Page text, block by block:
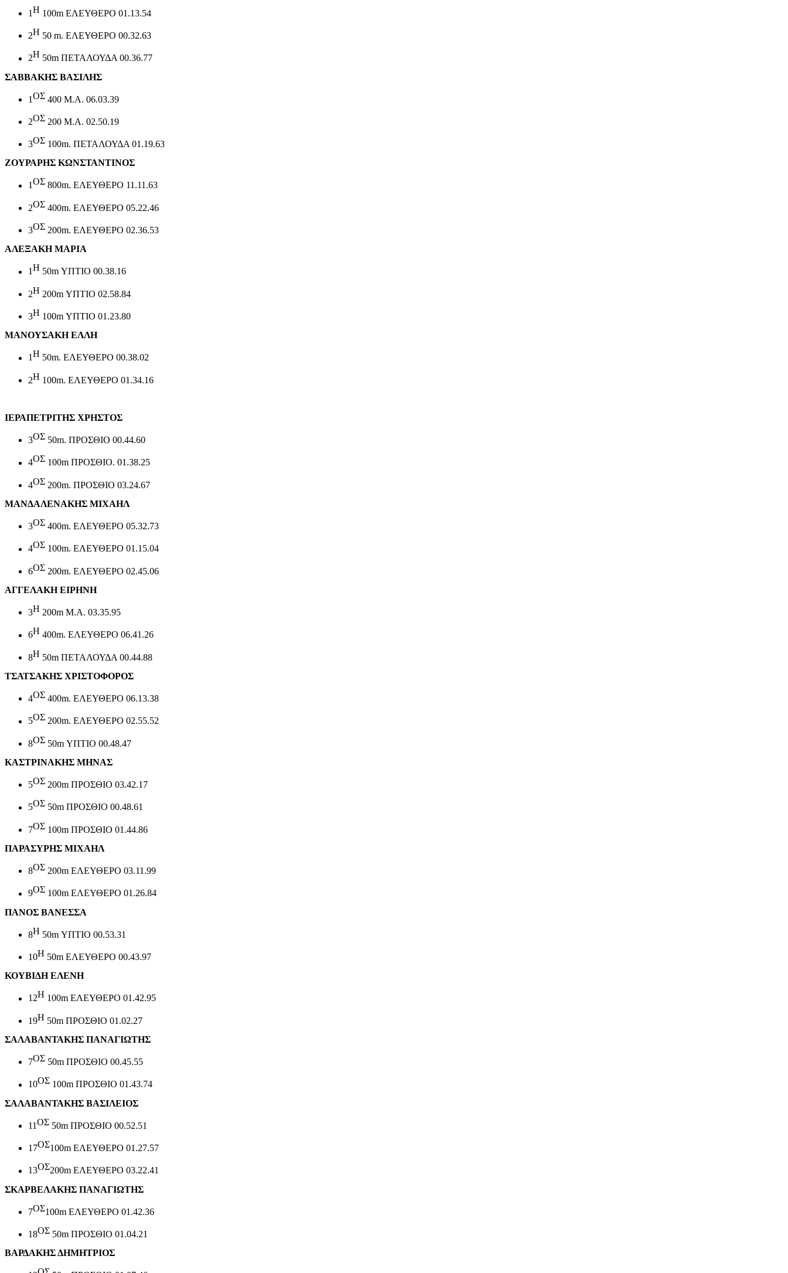
1Η 100m ΕΛΕΥΘΕΡΟ 01.13.54
2Η 50 m. ΕΛΕΥΘΕΡΟ 00.32.63
2Η 50m ΠΕΤΑΛΟΥΔΑ 00.36.77
ΣΑΒΒΑΚΗΣ ΒΑΣΙΛΗΣ
1ΟΣ 400 Μ.Α. 06.03.39
2ΟΣ 200 Μ.Α. 02.50.19
3ΟΣ 100m. ΠΕΤΑΛΟΥΔΑ 01.19.63
ΖΟΥΡΑΡΗΣ ΚΩΝΣΤΑΝΤΙΝΟΣ
1ΟΣ 800m. ΕΛΕΥΘΕΡΟ 11.11.63
2ΟΣ 400m. ΕΛΕΥΘΕΡΟ 05.22.46
3ΟΣ 200m. ΕΛΕΥΘΕΡΟ 02.36.53
ΑΛΕΞΑΚΗ ΜΑΡΙΑ
1Η 50m ΥΠΤΙΟ 00.38.16
2Η 200m ΥΠΤΙΟ 02.58.84
3Η 100m ΥΠΤΙΟ 01.23.80
ΜΑΝΟΥΣΑΚΗ ΕΛΛΗ
1Η 50m. ΕΛΕΥΘΕΡΟ 00.38.02
2Η 100m. ΕΛΕΥΘΕΡΟ 01.34.16
ΙΕΡΑΠΕΤΡΙΤΗΣ ΧΡΗΣΤΟΣ
3ΟΣ 50m. ΠΡΟΣΘΙΟ 00.44.60
4ΟΣ 100m ΠΡΟΣΘΙΟ. 01.38.25
4ΟΣ 200m. ΠΡΟΣΘΙΟ 03.24.67
ΜΑΝΔΑΛΕΝΑΚΗΣ ΜΙΧΑΗΛ
3ΟΣ 400m. ΕΛΕΥΘΕΡΟ 05.32.73
4ΟΣ 100m. ΕΛΕΥΘΕΡΟ 01.15.04
6ΟΣ 200m. ΕΛΕΥΘΕΡΟ 02.45.06
ΑΓΓΕΛΑΚΗ ΕΙΡΗΝΗ
3Η 200m Μ.Α. 03.35.95
6Η 400m. ΕΛΕΥΘΕΡΟ 06.41.26
8Η 50m ΠΕΤΑΛΟΥΔΑ 00.44.88
ΤΣΑΤΣΑΚΗΣ ΧΡΙΣΤΟΦΟΡΟΣ
4ΟΣ 400m. ΕΛΕΥΘΕΡΟ 06.13.38
5ΟΣ 200m. ΕΛΕΥΘΕΡΟ 02.55.52
8ΟΣ 50m ΥΠΤΙΟ 00.48.47
ΚΑΣΤΡΙΝΑΚΗΣ ΜΗΝΑΣ
5ΟΣ 200m ΠΡΟΣΘΙΟ 03.42.17
5ΟΣ 50m ΠΡΟΣΘΙΟ 00.48.61
7ΟΣ 100m ΠΡΟΣΘΙΟ 01.44.86
ΠΑΡΑΣΥΡΗΣ ΜΙΧΑΗΛ
8ΟΣ 200m ΕΛΕΥΘΕΡΟ 03.11.99
9ΟΣ 100m ΕΛΕΥΘΕΡΟ 01.26.84
ΠΑΝΟΣ ΒΑΝΕΣΣΑ
8Η 50m ΥΠΤΙΟ 00.53.31
10Η 50m ΕΛΕΥΘΕΡΟ 00.43.97
ΚΟΥΒΙΔΗ ΕΛΕΝΗ
12Η 100m ΕΛΕΥΘΕΡΟ 01.42.95
19Η 50m ΠΡΟΣΘΙΟ 01.02.27
ΣΑΛΑΒΑΝΤΑΚΗΣ ΠΑΝΑΓΙΩΤΗΣ
7ΟΣ 50m ΠΡΟΣΘΙΟ 00.45.55
10ΟΣ 100m ΠΡΟΣΘΙΟ 01.43.74
ΣΑΛΑΒΑΝΤΑΚΗΣ ΒΑΣΙΛΕΙΟΣ
11ΟΣ 50m ΠΡΟΣΘΙΟ 00.52.51
1 7ΟΣ100m ΕΛΕΥΘΕΡΟ 01 .27.57
13ΟΣ200m ΕΛΕΥΘΕΡΟ 03.22.41
ΣΚΑΡΒΕΛΑΚΗΣ ΠΑΝΑΓΙΩΤΗΣ
7ΟΣ100m ΕΛΕΥΘΕΡΟ 01 .42.36
18ΟΣ 50m ΠΡΟΣΘΙΟ 01.04.21
ΒΑΡΔΑΚΗΣ ΔΗΜΗΤΡΙΟΣ